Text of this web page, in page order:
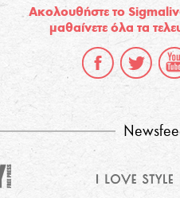
Ακολουθήστε το
μαθαίνετε όλα τα